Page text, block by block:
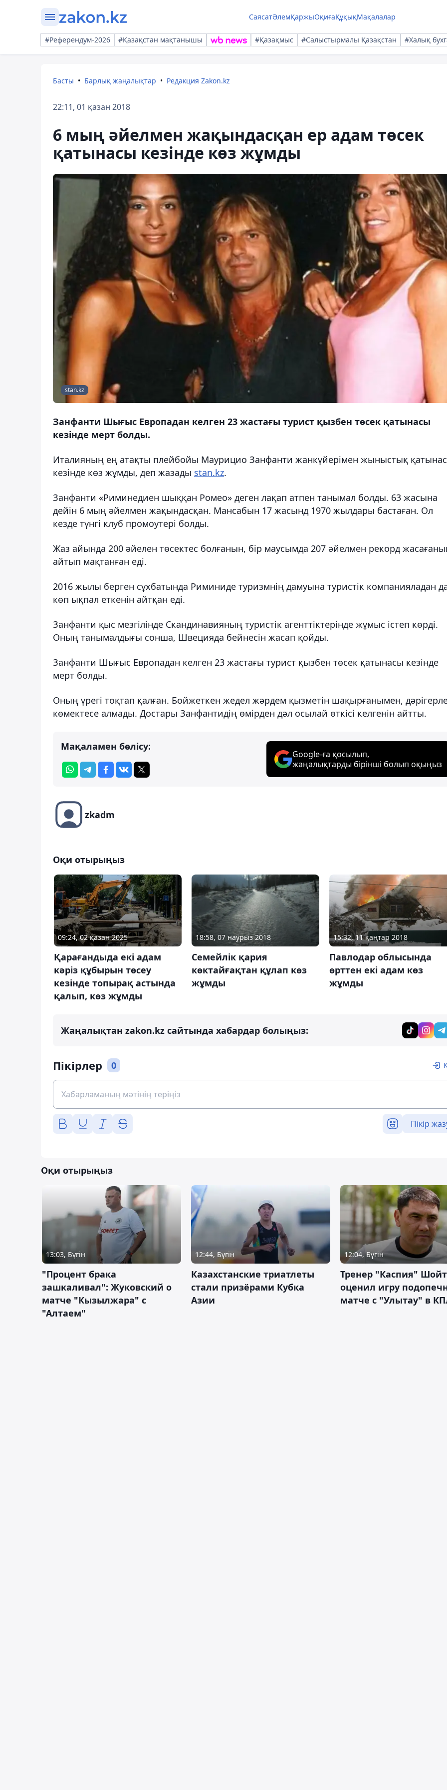
СаясатӘлемҚаржыОқиғаҚұқықМақалалар
#Референдум-2026 #Қазақстан мақтанышы #Қазақмыс #Салыстырмалы Қазақстан #Халық
Басты Барлық жаңалықтар Редакция Zakon.kz
22:11, 01 қазан 2018
6 мың әйелмен жақындасқан ер адам төсек
қатынасы кезінде көз жұмды
stan.kz
Занфанти Шығыс Европадан келген 23 жастағы турист қызбен төсек қатынасы
кезінде мерт болды.
Италияның ең атақты плейбойы Маурицио Занфанти жанкүйерімен жыныстық қатынас
кезінде көз жұмды, деп жазады stan.kz.
Занфанти «Риминедиен шыққан Ромео» деген лақап атпен танымал болды. 63 жасына
дейін 6 мың әйелмен жақындасқан. Мансабын 17 жасынд 1970 жылдары бастаған. Ол
кезде түнгі клуб промоутері болды.
Жаз айында 200 әйелен төсектес болғанын, бір маусымда 207 әйелмен рекорд
айтып мақтанған еді.
2016 жылы берген сұхбатында Риминиде туризмнің дамуына туристік компанияладан
көп ықпал еткенін айтқан еді.
Занфанти қыс мезгілінде Скандинавияның туристік агенттіктерінде жұмыс істеп көрді.
Оның танымалдығы сонша, Швецияда бейнесін жасап қойды.
Занфанти Шығыс Европадан келген 23 жастағы турист қызбен төсек қатынасы кезінде
мерт болды.
Оның үрегі тоқтап қалған. Бойжеткен жедел жәрдем қызметін шақырғанымен,
көмектесе алмады. Достары Занфантидің өмірден дәл осылай өткісі келгенін айтты.
Мақаламен бөлісу:
Google-ға қосылып,
жаңалықтарды бірінші болып оқыңыз
zkadm
Оқи отырыңыз
09:24, 02 қазан 2025
Қарағандыда екі адам
кәріз құбырын төсеу
кезінде топырақ астында
қалып, көз жұмды
18:58, 07 наурыз 2018
Семейлік қария
көктайғақтан құлап көз
жұмды
15:32, 11 қаңтар 2018
Павлодар облысында
өрттен екі адам көз
жұмды
Жаңалықтан zakon.kz сайтында хабардар болыңыз:
Пікірлер 0
Пікір
Оқи отырыңыз
13:03, Бүгін
"Процент брака
зашкаливал": Жуковский о
матче "Кызылжара" с
"Алтаем"
12:44, Бүгін
Казахстанские триатлеты
стали призёрами Кубка
Азии
12:04, Бүгін
Тренер "Каспия"
оценил игру
матче с "Улытау" в